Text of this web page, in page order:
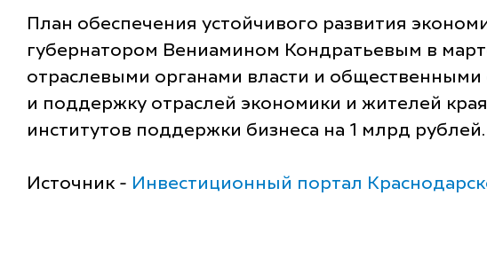
План обеспечения устойчивого развития
губернатором Вениамином Кондратьевым в
отраслевыми органами власти и общественными
и поддержку отраслей экономики и жителей
институтов поддержки бизнеса на 1 млрд рублей.
Источник - Инвестиционный портал